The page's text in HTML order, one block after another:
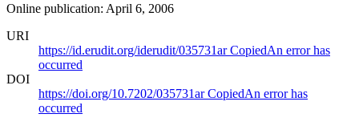
Online publication: April 6, 2006
URI
https://id.erudit.org/iderudit/035731arCopiedAn error has
occurred
DOI
https://doi.org/10.7202/035731arCopiedAn error has
occurred